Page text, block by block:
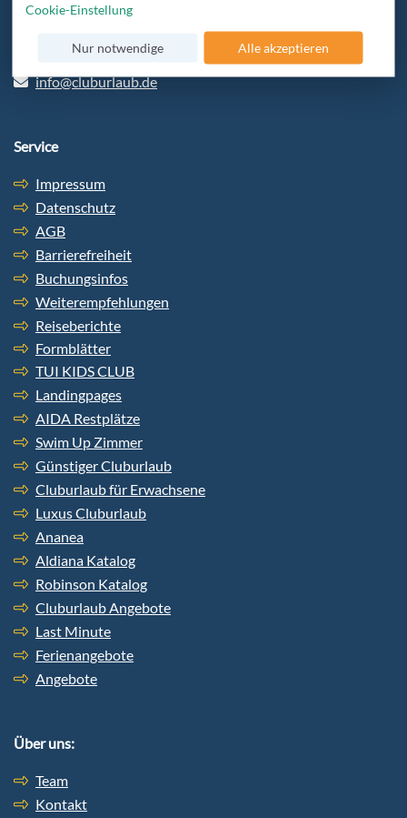
beraten und bekommt den besten Service.
+49 6103-5969-32
info@cluburlaub.de
Service
Impressum
Datenschutz
AGB
Barrierefreiheit
Buchungsinfos
Weiterempfehlungen
Reiseberichte
Formblätter
TUI KIDS CLUB
Landingpages
AIDA Restplätze
Swim Up Zimmer
Günstiger Cluburlaub
Cluburlaub für Erwachsene
Luxus Cluburlaub
Ananea
Aldiana Katalog
Robinson Katalog
Cluburlaub Angebote
Last Minute
Ferienangebote
Angebote
Über uns:
Team
Kontakt
Cookie-Einstellung
Nur notwendige Alle akzeptieren